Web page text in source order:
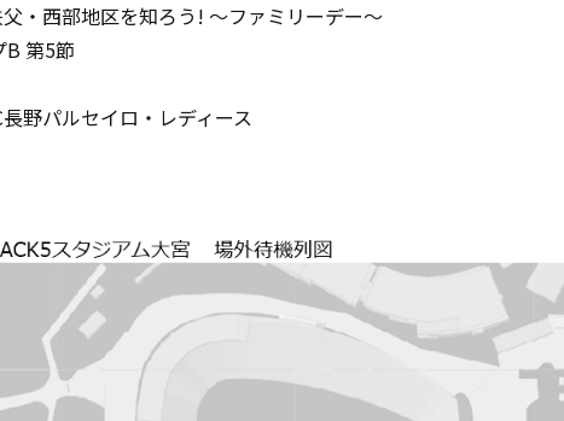
・西部地区を知ろう! ～ファミリーデー～
B 第5節
野パルセイロ・レディース